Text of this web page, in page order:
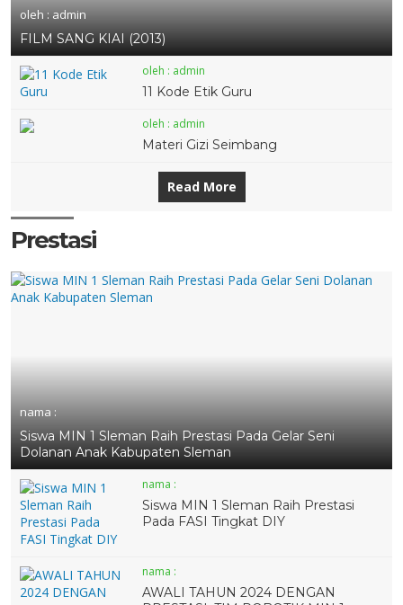
oleh : admin
FILM SANG KIAI (2013)
oleh : admin
11 Kode Etik Guru
oleh : admin
Materi Gizi Seimbang
Read More
Prestasi
nama :
Siswa MIN 1 Sleman Raih Prestasi Pada Gelar Seni
Dolanan Anak Kabupaten Sleman
nama :
Siswa MIN 1 Sleman Raih Prestasi
Pada FASI Tingkat DIY
nama :
AWALI TAHUN 2024 DENGAN